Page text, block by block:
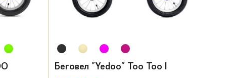
Беговел "Yedoo" Too Too I